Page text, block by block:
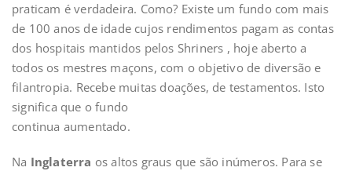
praticam é verdadeira. Como? Existe um fundo com mais
de 100 anos de idade cujos rendimentos pagam as contas
dos hospitais mantidos pelos Shriners , hoje aberto a
todos os mestres maçons, com o objetivo de diversão e
filantropia. Recebe muitas doações, de testamentos. Isto
significa que o fundo
continua aumentado.
Na Inglaterra os altos graus que são inúmeros. Para se